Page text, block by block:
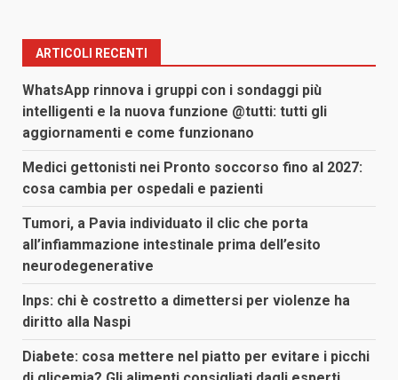
ARTICOLI RECENTI
WhatsApp rinnova i gruppi con i sondaggi più
intelligenti e la nuova funzione @tutti: tutti gli
aggiornamenti e come funzionano
Medici gettonisti nei Pronto soccorso fino al 2027:
cosa cambia per ospedali e pazienti
Tumori, a Pavia individuato il clic che porta
all’infiammazione intestinale prima dell’esito
neurodegenerative
Inps: chi è costretto a dimettersi per violenze ha
diritto alla Naspi
Diabete: cosa mettere nel piatto per evitare i picchi